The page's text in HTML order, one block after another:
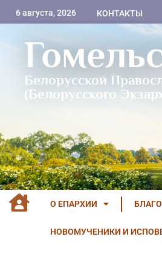
6 августа, 2026 КОНТАКТЫ
Белорусской
(Белорусского
О ЕПАРХИИ
НОВОМУЧЕНИКИ И